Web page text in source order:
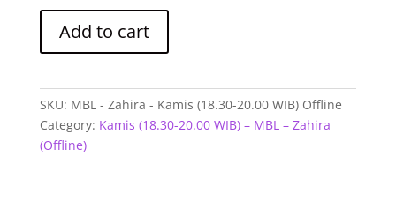
Kamis
(18.30-
20.00
Add to cart
SKU: MBL - Zahira - Kamis (18.30-20.00 WIB) Offline
Category: Kamis (18.30-20.00 WIB) – MBL – Zahira
(Offline)